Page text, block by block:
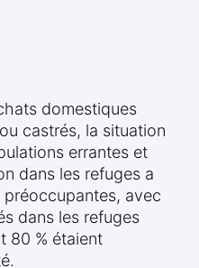
domestiques
castrés, la situation
errantes et
dans les refuges a
avec
dans les refuges
80 % étaient